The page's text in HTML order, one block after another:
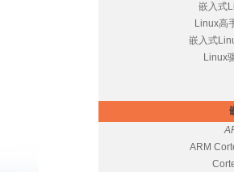
嵌入式
Linux高
嵌入式
Linux
ARM